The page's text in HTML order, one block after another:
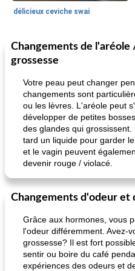
délicieux ceviche swai
65min
Déjeuner / Snacks
pois chiches rôtis aux épices
Changements de l'aréole
grossesse
Votre peau peut changer
changements sont
ou les lèvres. L'aréole peut
développer de petites
des glandes qui
tard un liquide pour garder
et le vagin peuvent
devenir rouge / violacé.
Changements d'odeur et
Grâce aux hormones, vous
l'odeur différemment. Avez-
grossesse? Il est fort
sentir ou boire du café
expériences des odeurs et